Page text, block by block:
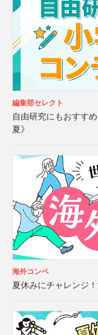
編集部セレクト
自由研究にもおすす
夏》
海外コンペ
夏休みにチャレンジ